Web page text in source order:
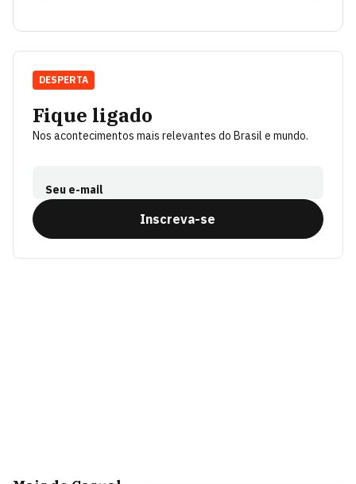
Fique ligado
Nos acontecimentos mais relevantes do Brasil e mundo.
Seu e-mail
Inscreva-se
DESPERTA